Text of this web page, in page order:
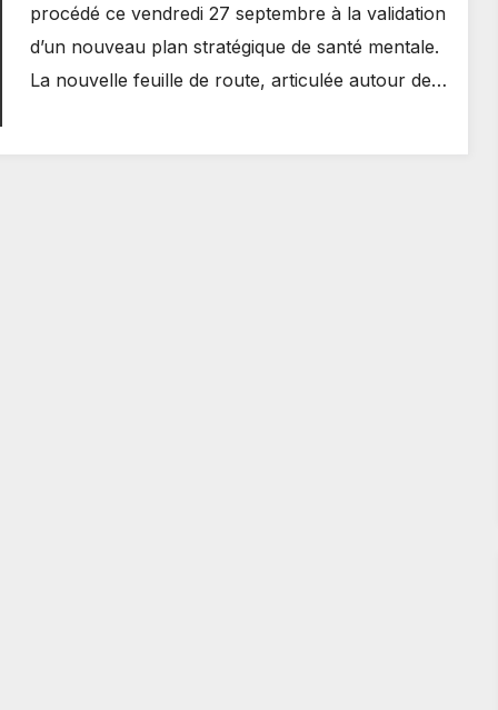
procédé ce vendredi 27 septembre à la validation
d’un nouveau plan stratégique de santé mentale.
La nouvelle feuille de route, articulée autour de…